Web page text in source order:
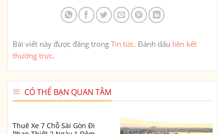
Bài viết này được đăng trong Tin tức. Đánh dấu liên kết
thường trực.
CÓ THỂ BẠN QUAN TÂM
Thuê Xe 7 Chỗ Sài Gòn Đi